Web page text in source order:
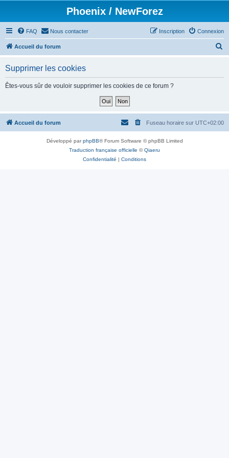
Phoenix / NewForez
FAQ Nous contacter Connexion
Inscription
Accueil du forum
h
Supprimer les cookies
Êtes-vous sûr de vouloir supprimer les cookies de ce forum ?
Accueil du forum Fuseau horaire sur UTC+02:00
Développé parphpBB® Forum Software © phpBB Limited
Traduction française officielle ©Qiaeru
Confidentialité | Conditions